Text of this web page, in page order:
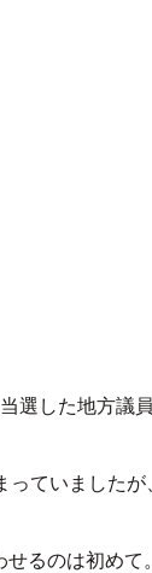
選した地方議
っていましたが
るのは初めて。